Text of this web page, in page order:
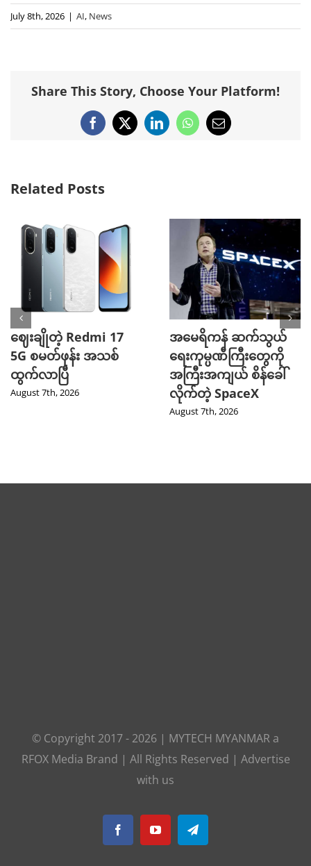
July 8th, 2026 | AI, News
Share This Story, Choose Your Platform!
Facebook
X LinkedInWhatsApp
Email
Related Posts
ဈေးချိုတဲ့ Redmi 17
5G စမတ်ဖုန်း အသစ်
ထွက်လာပြီ
August 7th, 2026
အမေရိကန် ဆက်သွယ်
ရေးကုမ္ပဏီကြီးတွေကို
အကြီးအကျယ် စိန်ခေါ်
လိုက်တဲ့ SpaceX
August 7th, 2026
© Copyright 2017 - 2026 | MYTECH MYANMAR a
RFOX Media Brand | All Rights Reserved | Advertise
with us
FacebookYouTubeTelegram